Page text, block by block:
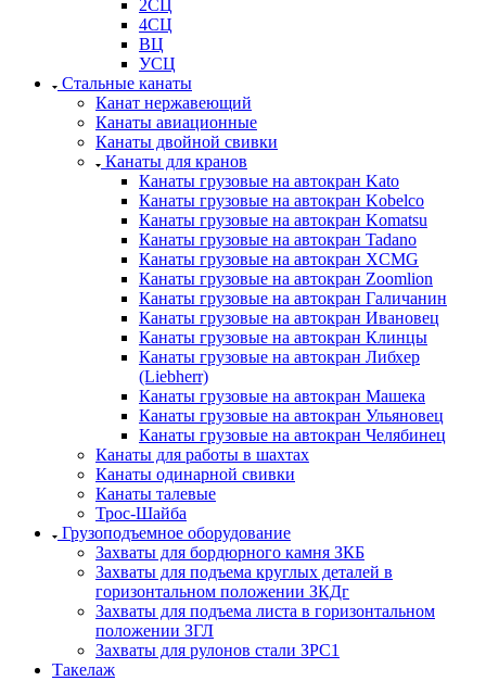
2СЦ
4СЦ
ВЦ
УСЦ
Стальные канаты
Канат нержавеющий
Канаты авиационные
Канаты двойной свивки
Канаты для кранов
Канаты грузовые на автокран Kato
Канаты грузовые на автокран Kobelco
Канаты грузовые на автокран Komatsu
Канаты грузовые на автокран Tadano
Канаты грузовые на автокран XCMG
Канаты грузовые на автокран Zoomlion
Канаты грузовые на автокран Галичанин
Канаты грузовые на автокран Ивановец
Канаты грузовые на автокран Клинцы
Канаты грузовые на автокран Либхер
(Liebherr)
Канаты грузовые на автокран Машека
Канаты грузовые на автокран Ульяновец
Канаты грузовые на автокран Челябинец
Канаты для работы в шахтах
Канаты одинарной свивки
Канаты талевые
Трос-Шайба
Грузоподъемное оборудование
Захваты для бордюрного камня ЗКБ
Захваты для подъема круглых деталей в
горизонтальном положении ЗКДг
Захваты для подъема листа в горизонтальном
положении ЗГЛ
Захваты для рулонов стали ЗРС1
Такелаж